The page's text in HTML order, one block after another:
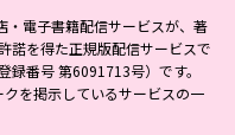
ン
・電子書籍配信サービスが、著
諾を得た正規版配信サービスで
録番号 第6091713号）です。
を掲示しているサービスの一